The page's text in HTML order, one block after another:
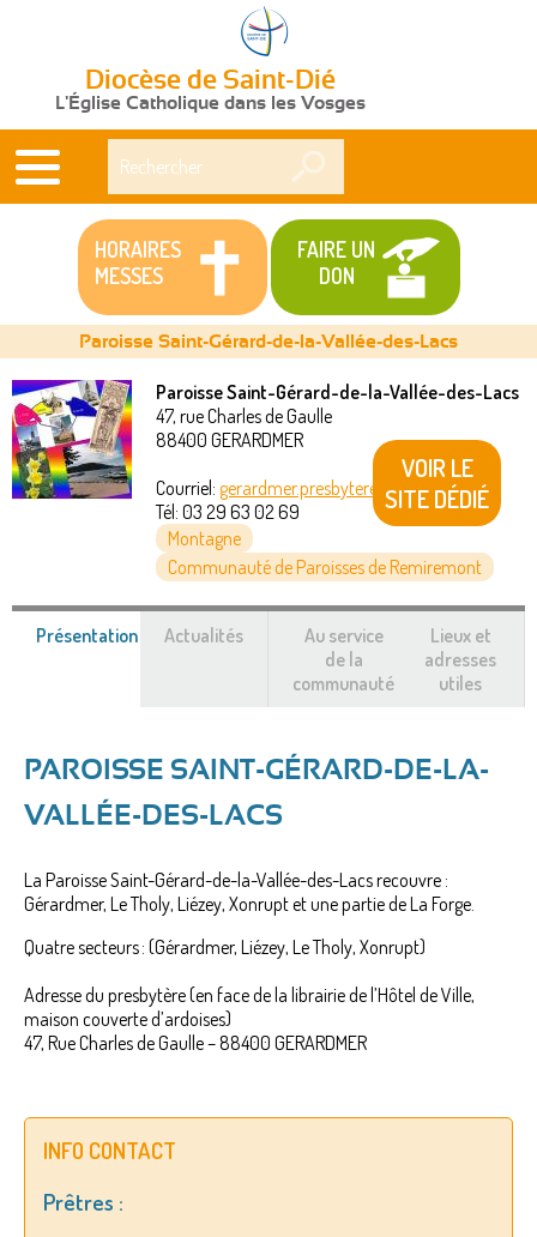
Diocèse de Saint-Dié
L'Église Catholique dans les Vosges
HORAIRES
MESSES
FAIRE UN
DON
Vous
êtes
Paroisse Saint-Gérard-de-la-Vallée-des-Lacs
Paroisse Saint-Gérard-de-la-Vallée-des-Lacs
47, rue Charles de Gaulle
88400 GERARDMER
Courriel: gerardmer.presbytere@akeonet.com
Tél: 03 29 63 02 69
Montagne
Communauté de Paroisses de Remiremont
VOIR LE
SITE DÉDIÉ
Présentation (onglet
Actualités
Au service
de la
communauté
Lieux et
adresses
utiles
PAROISSE SAINT-GÉRARD-DE-LA-
VALLÉE-DES-LACS
La Paroisse Saint-Gérard-de-la-Vallée-des-Lacs recouvre :
Gérardmer, Le Tholy, Liézey, Xonrupt et une partie de La Forge.
Quatre secteurs : (Gérardmer, Liézey, Le Tholy, Xonrupt)
Adresse du presbytère (en face de la librairie de l’Hôtel de Ville,
maison couverte d’ardoises)
47, Rue Charles de Gaulle – 88400 GERARDMER
INFO CONTACT
Prêtres :